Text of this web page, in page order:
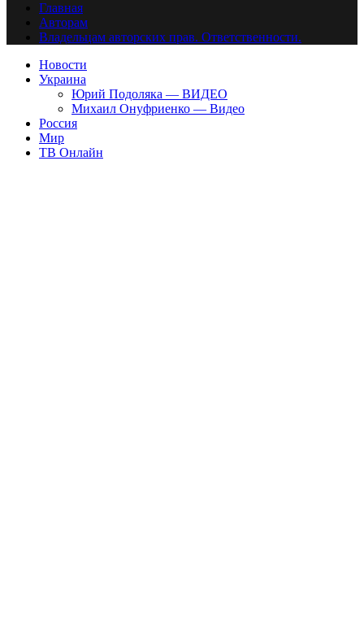
Главная
Авторам
Владельцам авторских прав. Ответственности.
Новости
Украина
Юрий Подоляка — ВИДЕО
Михаил Онуфриенко — Видео
Россия
Мир
ТВ Онлайн